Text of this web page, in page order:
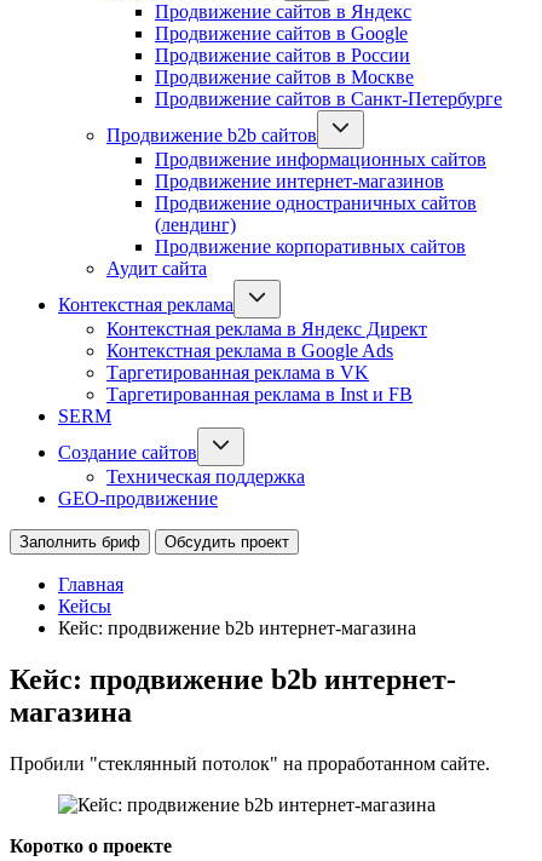
Продвижение сайтов в Яндекс
Продвижение сайтов в Google
Продвижение сайтов в России
Продвижение сайтов в Москве
Продвижение сайтов в Санкт-Петербурге
Продвижение b2b сайтов
Продвижение информационных сайтов
Продвижение интернет-магазинов
Продвижение одностраничных сайтов
(лендинг)
Продвижение корпоративных сайтов
Аудит сайта
Контекстная реклама
Контекстная реклама в Яндекс Директ
Контекстная реклама в Google Ads
Таргетированная реклама в VK
Таргетированная реклама в Inst и FB
SERM
Создание сайтов
Техническая поддержка
GEO-продвижение
Заполнить бриф Обсудить проект
Главная
Кейсы
Кейс: продвижение b2b интернет-магазина
Кейс: продвижение b2b интернет-
магазина
Пробили "стеклянный потолок" на проработанном сайте.
Коротко о проекте